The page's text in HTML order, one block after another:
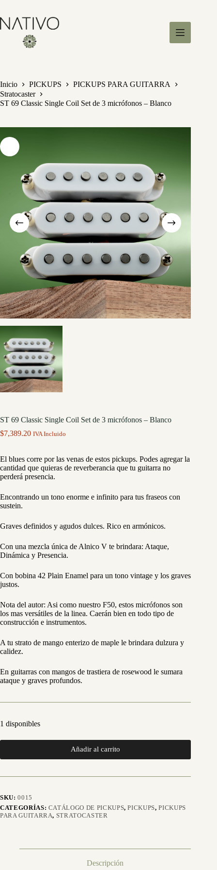
a
o
n
t
d
Inicio PICKUPS
PICKUPS PARA GUITARRA
Stratocaster
ST 69 Classic Single Coil Set de 3 micrófonos – Blanco
ST 69 Classic Single Coil Set de 3 micrófonos – Blanco
$7,389.20 IVA Incluido
El blues corre por las venas de estos pickups. Podes agregar la
cantidad que quieras de reverberancia que tu guitarra no
perderá presencia.
Encontrando un tono enorme e infinito para tus fraseos con
sustein.
Graves definidos y agudos dulces. Rico en armónicos.
Con una mezcla única de Alnico V te brindara: Ataque,
Dinámica y Presencia.
Con bobina 42 Plain Enamel para un tono vintage y los graves
justos.
Nota del autor: Asi como nuestro F50, estos micrófonos son
los mas versátiles de la linea. Caerán bien en todo tipo de
construcción e instrumentos.
A tu strato de mango enterizo de maple le brindara dulzura y
calidez.
En guitarras con mangos de trastiera de rosewood le sumara
ataque y graves profundos.
1 disponibles
Añadir al carrito
SKU:0015
CATEGORÍAS: CATÁLOGO DE PICKUPS,PICKUPS,PICKUPS
PARA GUITARRA, STRATOCASTER
Descripción